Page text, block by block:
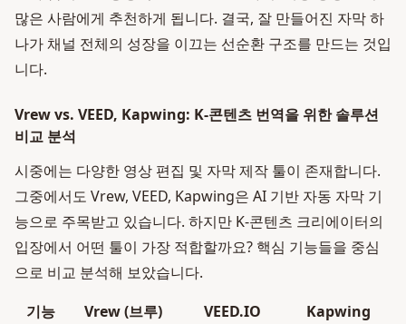
많은 사람에게 추천하게 됩니다. 결국, 잘 만들어진 자막 하
나가 채널 전체의 성장을 이끄는 선순환 구조를 만드는 것입
니다.
Vrew vs. VEED, Kapwing: K-콘텐츠 번역을 위한 솔루션
비교 분석
시중에는 다양한 영상 편집 및 자막 제작 툴이 존재합니다.
그중에서도 Vrew, VEED, Kapwing은 AI 기반 자동 자막 기
능으로 주목받고 있습니다. 하지만 K-콘텐츠 크리에이터의
입장에서 어떤 툴이 가장 적합할까요? 핵심 기능들을 중심
으로 비교 분석해 보았습니다.
기능
Vrew (브루) VEED.IO
Kapwing